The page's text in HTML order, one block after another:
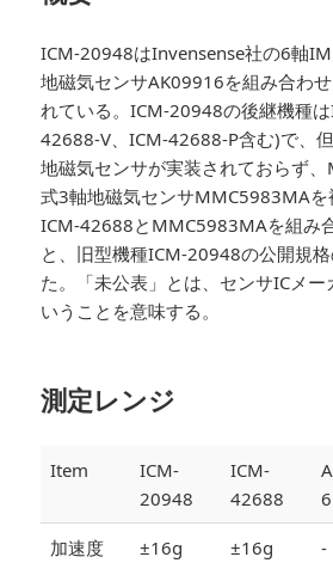
ICM-20948はInvensense社の6軸
地磁気センサAK09916を組み合わ
れている。ICM-20948の後継機種
42688-V、ICM-42688-P含む)で、
地磁気センサが実装されておらず
式3軸地磁気センサMMC5983MAを
ICM-42688とMMC5983MAを組み
と、旧型機種ICM-20948の公開規
た。「未公表」とは、センサICメー
いうことを意味する。
測定レンジ
Item
ICM-
20948
ICM-
42688
6
加速度 ±16g ±16g -